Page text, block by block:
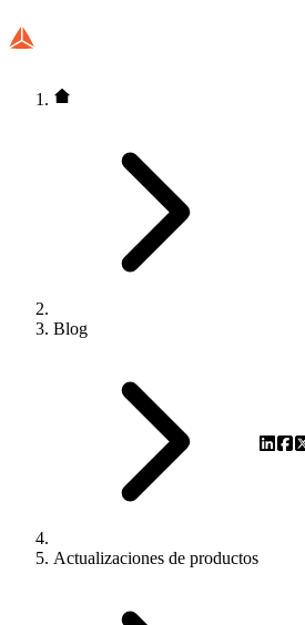
Blog
Actualizaciones de productos